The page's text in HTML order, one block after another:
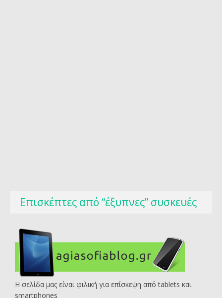
Επισκέπτες από “έξυπνες” συσκευές
Η σελίδα μας είναι φιλική για επίσκεψη από tablets και
smartphones